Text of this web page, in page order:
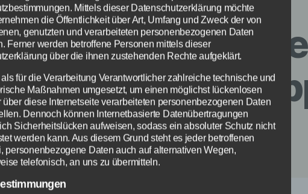
zum App
Störung bei
Beitragsautor
VonPaul Stelzer Veröffentlichungsdatum
28. Juni 2018
Mittels dieser Datenschutzerklärung möchte
die Öffentlichkeit über Art, Umfang und Zweck der von
genutzten und verarbeiteten personenbezogenen Daten
Ferner werden betroffene Personen mittels dieser
über die ihnen zustehenden Rechte aufgeklärt.
für die Verarbeitung Verantwortlicher zahlreiche technische und
Maßnahmen umgesetzt, um einen möglichst lückenlosen
über diese Internetseite verarbeiteten personenbezogenen Daten
Dennoch können Internetbasierte Datenübertragungen
Sicherheitslücken aufweisen, sodass ein absoluter Schutz nicht
werden kann. Aus diesem Grund steht es jeder betroffenen
personenbezogene Daten auch auf alternativen Wegen,
telefonisch, an uns zu übermitteln.